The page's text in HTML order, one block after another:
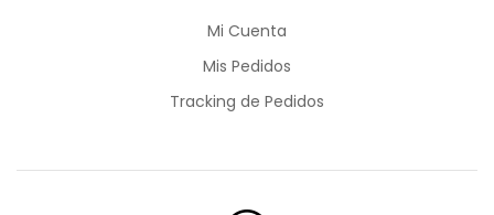
Mi Cuenta
Mis Pedidos
Tracking de Pedidos